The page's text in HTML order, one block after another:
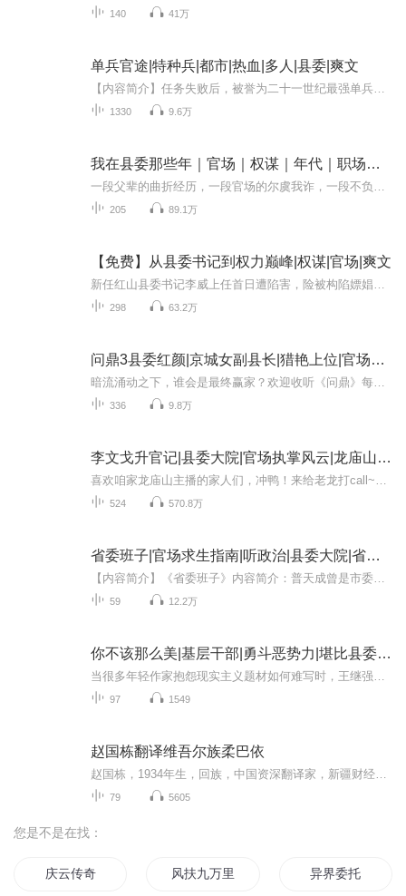
140 41万
单兵官途|特种兵|都市|热血|多人|县委|爽文
1330 9.6万
我在县委那些年｜官场｜权谋｜年代｜职场博弈｜生活
205 89.1万
【免费】从县委书记到权力巅峰|权谋|官场|爽文
298 63.2万
问鼎3县委红颜|京城女副县长|猎艳上位|官场空降
336 9.8万
李文戈升官记|县委大院|官场执掌风云|龙庙山演播
524 570.8万
省委班子|官场求生指南|听政治|县委大院|省委大院
59 12.2万
你不该那么美|基层干部|勇斗恶势力|堪比县委大院
97 1549
赵国栋翻译维吾尔族柔巴依
79 5605
您是不是在找：
庆云传奇 风扶九万里 异界委托